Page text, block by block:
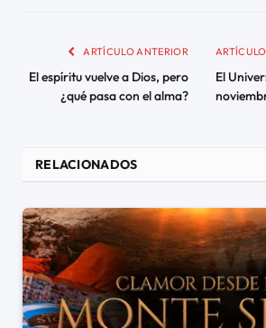
ARTÍCULO ANTERIOR
El espíritu vuelve a Dios, pero
¿qué pasa con el alma?
El
RELACIONADOS